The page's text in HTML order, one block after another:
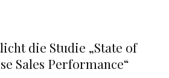
die Studie „State of
Sales Performance“